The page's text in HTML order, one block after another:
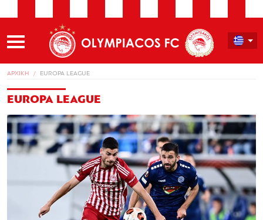
ΑΡΧΙΚΗ EUROPA LEAGUE
EUROPA LEAGUE